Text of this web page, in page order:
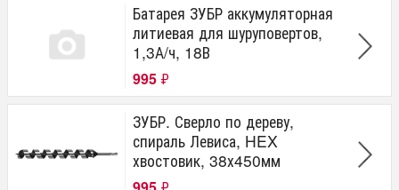
Батарея ЗУБР аккумуляторная
литиевая для шуруповертов,
1,3А/ч, 18В
995 ₽
ЗУБР. Сверло по дереву,
спираль Левиса, HEX
хвостовик, 38х450мм